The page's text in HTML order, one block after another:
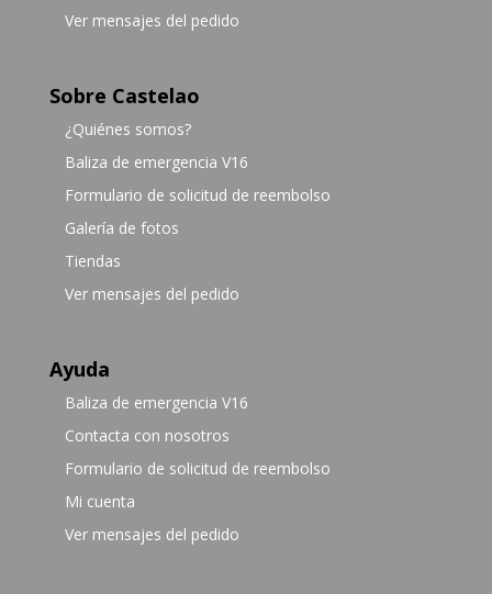
Ver mensajes del pedido
Sobre Castelao
¿Quiénes somos?
Baliza de emergencia V16
Formulario de solicitud de reembolso
Galería de fotos
Tiendas
Ver mensajes del pedido
Ayuda
Baliza de emergencia V16
Contacta con nosotros
Formulario de solicitud de reembolso
Mi cuenta
Ver mensajes del pedido